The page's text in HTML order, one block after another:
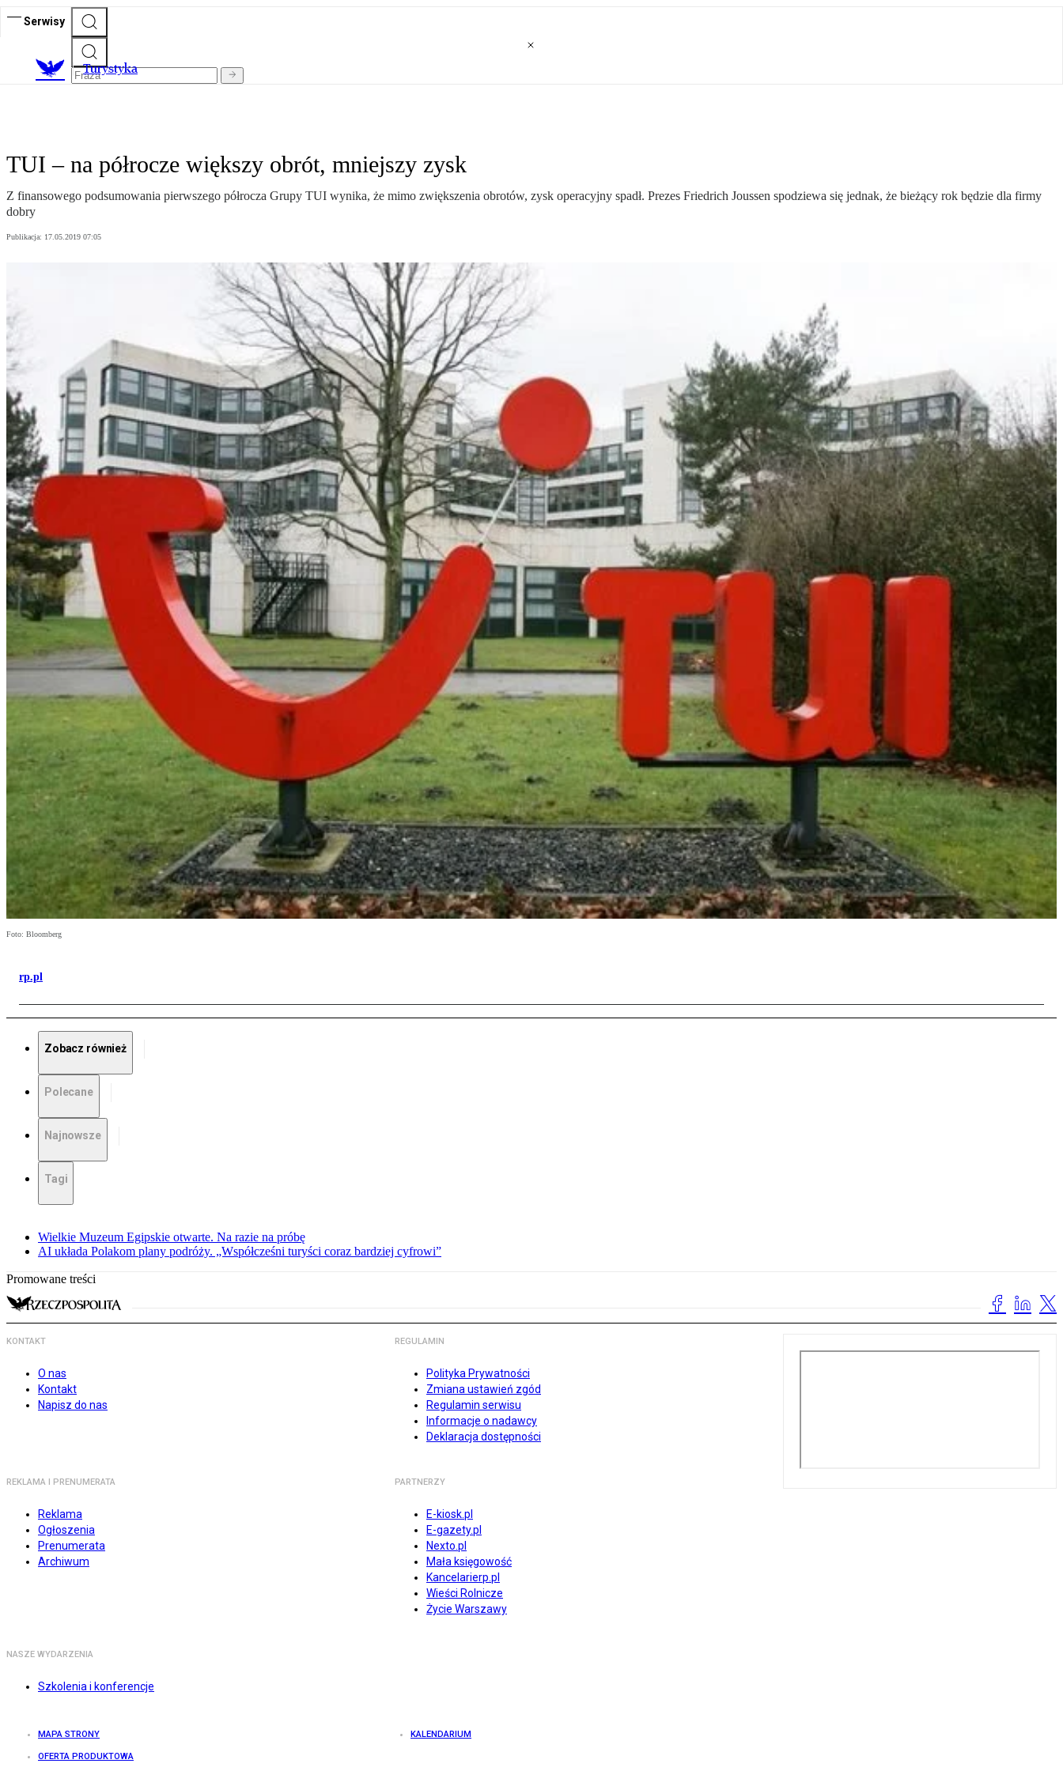
Serwisy
Turystyka
TUI – na półrocze większy obrót, mniejszy zysk
Z finansowego podsumowania pierwszego półrocza Grupy TUI wynika, że mimo zwiększenia obrotów, zysk operacyjny spadł. Prezes Friedrich Joussen spodziewa się jednak, że bieżący rok będzie dla firmy
dobry
Publikacja: 17.05.2019 07:05
Foto: Bloomberg
rp.pl
Zobacz również
Polecane
Najnowsze
Tagi
Wielkie Muzeum Egipskie otwarte. Na razie na próbę
AI układa Polakom plany podróży. „Współcześni turyści coraz bardziej cyfrowi”
Promowane treści
KONTAKT
O nas
Kontakt
Napisz do nas
REGULAMIN
Polityka Prywatności
Zmiana ustawień zgód
Regulamin serwisu
Informacje o nadawcy
Deklaracja dostępności
REKLAMA I PRENUMERATA
Reklama
Ogłoszenia
Prenumerata
Archiwum
PARTNERZY
E-kiosk.pl
E-gazety.pl
Nexto.pl
Mała księgowość
Kancelarierp.pl
Wieści Rolnicze
Życie Warszawy
NASZE WYDARZENIA
Szkolenia i konferencje
MAPA STRONY KALENDARIUM
OFERTA PRODUKTOWA